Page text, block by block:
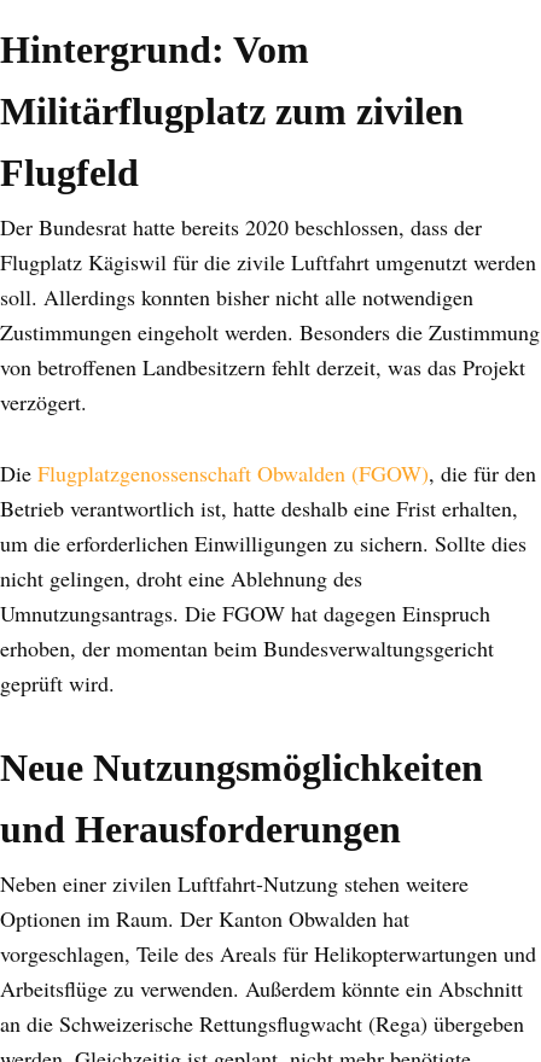
Hintergrund: Vom
Militärflugplatz zum zivilen
Flugfeld
Der Bundesrat hatte bereits 2020 beschlossen, dass der
Flugplatz Kägiswil für die zivile Luftfahrt umgenutzt werden
soll. Allerdings konnten bisher nicht alle notwendigen
Zustimmungen eingeholt werden. Besonders die Zustimmung
von betroffenen Landbesitzern fehlt derzeit, was das Projekt
verzögert.
Die Flugplatzgenossenschaft Obwalden (FGOW), die für den
Betrieb verantwortlich ist, hatte deshalb eine Frist erhalten,
um die erforderlichen Einwilligungen zu sichern. Sollte dies
nicht gelingen, droht eine Ablehnung des
Umnutzungsantrags. Die FGOW hat dagegen Einspruch
erhoben, der momentan beim Bundesverwaltungsgericht
geprüft wird.
Neue Nutzungsmöglichkeiten
und Herausforderungen
Neben einer zivilen Luftfahrt-Nutzung stehen weitere
Optionen im Raum. Der Kanton Obwalden hat
vorgeschlagen, Teile des Areals für Helikopterwartungen und
Arbeitsflüge zu verwenden. Außerdem könnte ein Abschnitt
an die Schweizerische Rettungsflugwacht (Rega) übergeben